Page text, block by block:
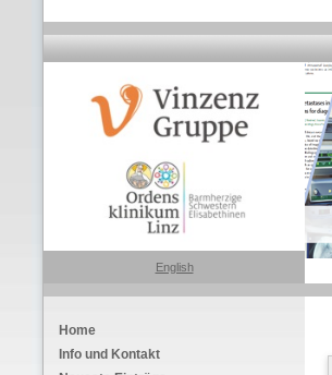
English
Home
Info und Kontakt